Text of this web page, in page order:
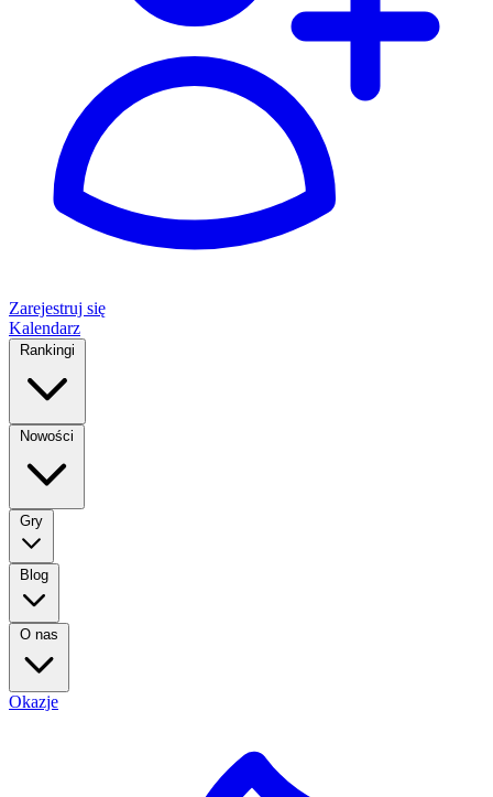
Zarejestruj się
Kalendarz
Rankingi
Nowości
Gry
Blog
O nas
Okazje